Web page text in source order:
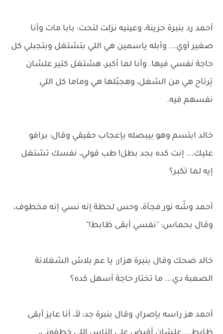
أحمد رد بنبرة حزينة، وعينيه نزلت لتحت: بابا مات وأنا
صغير أوي... وأبله ياسمين هي اللي بتشتغل وبتجبلي كل
حاجة نفسي فيها. وأنا لما أكبر، هشتغل كتير علشان
تِرتاح هي من الشغل، وهجبّلها هي وماما كل اللي
نفسهم فيه.
خالد ابتسم وهو بيبصله بإعجاب حقيقي وقال: برافو
عليك... إنت كده بجد بطل! طب قولي، نفسك تشتغل
إيه لما تكبر؟
أحمد وشّه نور فجأة، وحس لحظة إنه نسي إنه مخطوف،
وقال بحماس: "نفسي أبقى ظابط!"
خالد ضحك وقال بنبرة هزار: يا عم بلاش الشغلانة
الصعبة دي... ما تختار حاجة أسهل كده؟
أحمد هز راسه بإصرار، وقال بنبرة جد: لأ، أنا عايز أبقى